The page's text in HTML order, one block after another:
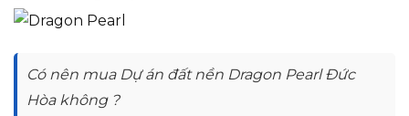
Có nên mua Dự án đất nền Dragon Pearl Đức
Hòa không ?